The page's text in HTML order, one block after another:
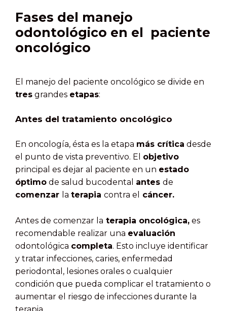
Fases del manejo
odontológico en el paciente
oncológico
El manejo del paciente oncológico se divide en
tres grandes etapas:
Antes del tratamiento oncológico
En oncología, ésta es la etapa más crítica desde
el punto de vista preventivo. El objetivo
principal es dejar al paciente en un estado
óptimo de salud bucodental antes de
comenzar la terapia contra el cáncer.
Antes de comenzar la terapia oncológica, es
recomendable realizar una evaluación
odontológica completa. Esto incluye identificar
y tratar infecciones, caries, enfermedad
periodontal, lesiones orales o cualquier
condición que pueda complicar el tratamiento o
aumentar el riesgo de infecciones durante la